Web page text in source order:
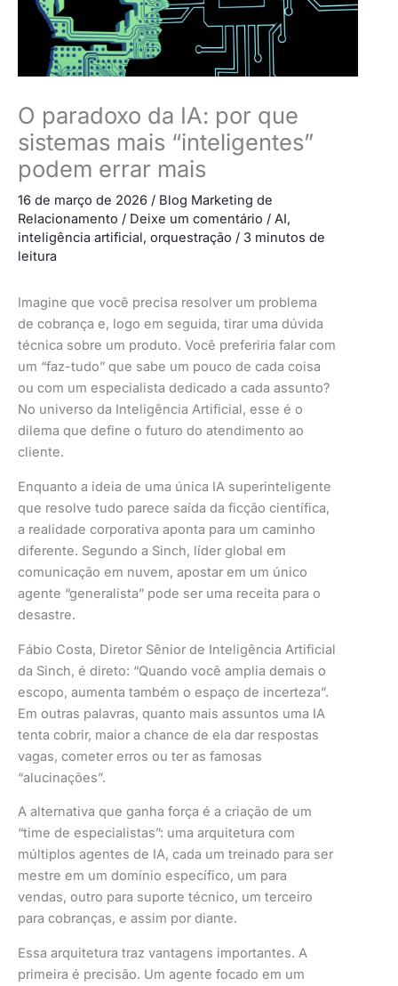
O paradoxo da IA: por que
sistemas mais “inteligentes”
podem errar mais
16 de março de 2026 / Blog Marketing de
Relacionamento / Deixe um comentário / AI,
inteligência artificial, orquestração / 3 minutos de
leitura
Imagine que você precisa resolver um problema
de cobrança e, logo em seguida, tirar uma dúvida
técnica sobre um produto. Você preferiria falar com
um “faz-tudo” que sabe um pouco de cada coisa
ou com um especialista dedicado a cada assunto?
No universo da Inteligência Artificial, esse é o
dilema que define o futuro do atendimento ao
cliente.
Enquanto a ideia de uma única IA superinteligente
que resolve tudo parece saída da ficção científica,
a realidade corporativa aponta para um caminho
diferente. Segundo a Sinch, líder global em
comunicação em nuvem, apostar em um único
agente “generalista” pode ser uma receita para o
desastre.
Fábio Costa, Diretor Sênior de Inteligência Artificial
da Sinch, é direto: “Quando você amplia demais o
escopo, aumenta também o espaço de incerteza”.
Em outras palavras, quanto mais assuntos uma IA
tenta cobrir, maior a chance de ela dar respostas
vagas, cometer erros ou ter as famosas
“alucinações”.
A alternativa que ganha força é a criação de um
“time de especialistas”: uma arquitetura com
múltiplos agentes de IA, cada um treinado para ser
mestre em um domínio específico, um para
vendas, outro para suporte técnico, um terceiro
para cobranças, e assim por diante.
Essa arquitetura traz vantagens importantes. A
primeira é precisão. Um agente focado em um